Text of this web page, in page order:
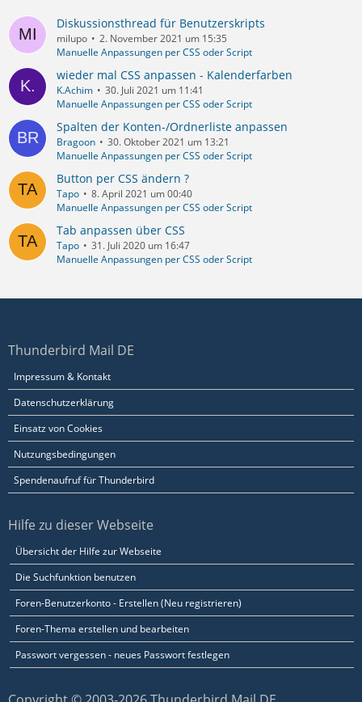
Diskussionsthread für Benutzerskripts
milupo
2. November 2021 um 15:35
Manuelle Anpassungen per CSS oder Script
wieder mal CSS anpassen - Kalenderfarben
K.Achim
30. Juli 2021 um 11:41
Manuelle Anpassungen per CSS oder Script
Spalten der Konten-/Ordnerliste anpassen
Bragoon
30. Oktober 2021 um 13:21
Manuelle Anpassungen per CSS oder Script
Button per CSS ändern ?
Tapo
8. April 2021 um 00:40
Manuelle Anpassungen per CSS oder Script
Tab anpassen über CSS
Tapo
31. Juli 2020 um 16:47
Manuelle Anpassungen per CSS oder Script
Thunderbird Mail DE
Impressum & Kontakt
Datenschutzerklärung
Einsatz von Cookies
Nutzungsbedingungen
Spendenaufruf für Thunderbird
Hilfe zu dieser Webseite
Übersicht der Hilfe zur Webseite
Die Suchfunktion benutzen
Foren-Benutzerkonto - Erstellen (Neu registrieren)
Foren-Thema erstellen und bearbeiten
Passwort vergessen - neues Passwort festlegen